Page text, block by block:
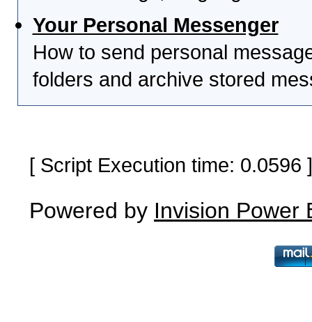
Your Personal Messenger
How to send personal
folders and archive stored
[ Script Execution time:
Powered by Invision Power